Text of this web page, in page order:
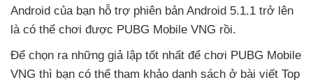
Android của bạn hỗ trợ phiên bản Android 5.1.1 trở lên
là có thể chơi được PUBG Mobile VNG rồi.
Để chọn ra những giả lập tốt nhất để chơi PUBG Mobile
VNG thì bạn có thể tham khảo danh sách ở bài viết Top